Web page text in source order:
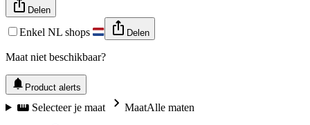
Delen
Enkel NL shops Delen
Maat niet beschikbaar?
Product alerts
Selecteer je maat MaatAlle maten